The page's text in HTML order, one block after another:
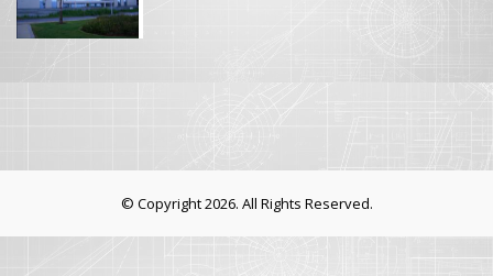
© Copyright 2026. All Rights Reserved.